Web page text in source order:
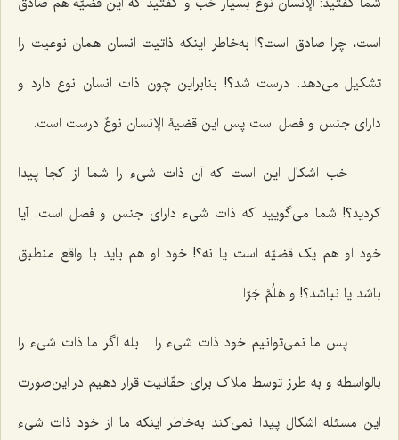
است، چرا صادق است؟! به‌خاطر اینکه ذاتیت انسان همان نوعیت را
تشکیل می‌دهد. درست شد؟! بنابراین چون ذات انسان نوع دارد و
دارای جنس و فصل است پس این قضیۀ الإنسان نوعٌ درست است.
خب اشکال این است که آن ذات شیء را شما از کجا پیدا
کردید؟! شما می‌گویید که ذات شیء دارای جنس و فصل است. آیا
خود او هم یک قضیّه است یا نه؟! خود او هم باید با واقع منطبق
باشد یا نباشد؟! و هَلُمَّ جَرّا.
پس ما نمی‌توانیم خود ذات شیء را... بله اگر ما ذات شیء را
بالواسطه و به طرز توسط ملاک برای حقّانیت قرار دهیم در این‌صورت
این مسئله اشکال پیدا نمی‌کند به‌خاطر اینکه ما از خود ذات شیء